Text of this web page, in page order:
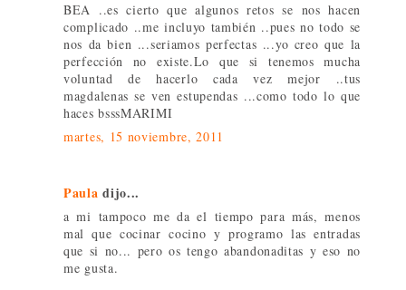
BEA ..es cierto que algunos retos se nos hacen
complicado ..me incluyo también ..pues no todo se
nos da bien ...seriamos perfectas ...yo creo que la
perfección no existe.Lo que si tenemos mucha
voluntad de hacerlo cada vez mejor ..tus
magdalenas se ven estupendas ...como todo lo que
haces bsssMARIMI
martes, 15 noviembre, 2011
Paula dijo...
a mi tampoco me da el tiempo para más, menos
mal que cocinar cocino y programo las entradas
que si no... pero os tengo abandonaditas y eso no
me gusta.